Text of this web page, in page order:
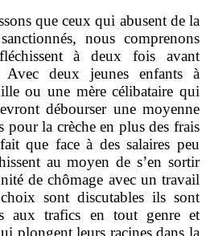
que ceux qui abusent de la
nous comprenons
à deux fois avant
Avec deux jeunes enfants à
ou une mère célibataire qui
débourser une moyenne
pour la crèche en plus des frais
que face à des salaires peu
au moyen de s’en sortir
de chômage avec un travail
sont discutables ils sont
aux trafics en tout genre et
plongent leurs racines dans la